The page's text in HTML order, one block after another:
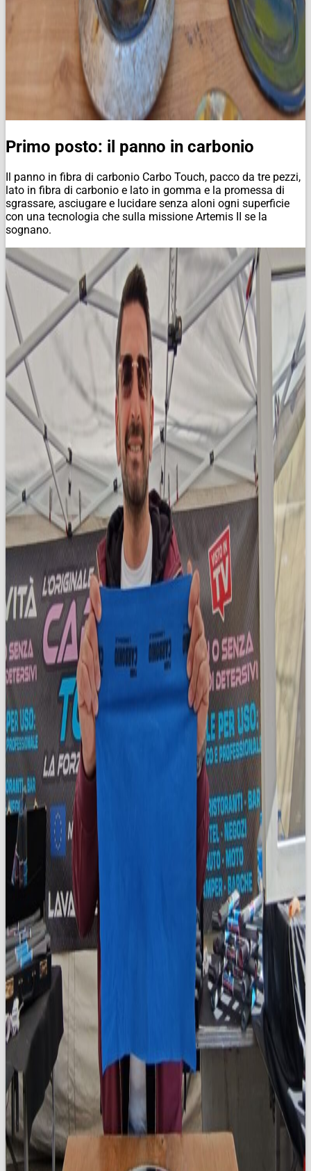
Primo posto: il panno in carbonio
Il panno in fibra di carbonio Carbo Touch, pacco da tre pezzi,
lato in fibra di carbonio e lato in gomma e la promessa di
sgrassare, asciugare e lucidare senza aloni ogni superficie
con una tecnologia che sulla missione Artemis II se la
sognano.